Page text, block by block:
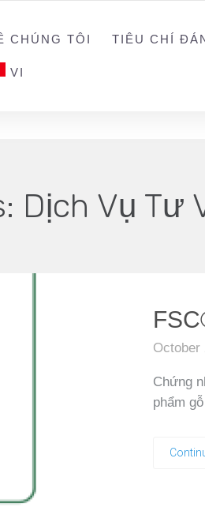
CHÚNG TÔI TIÊU CHÍ
VI
Dịch Vụ Tư
October
Chứng
phẩm